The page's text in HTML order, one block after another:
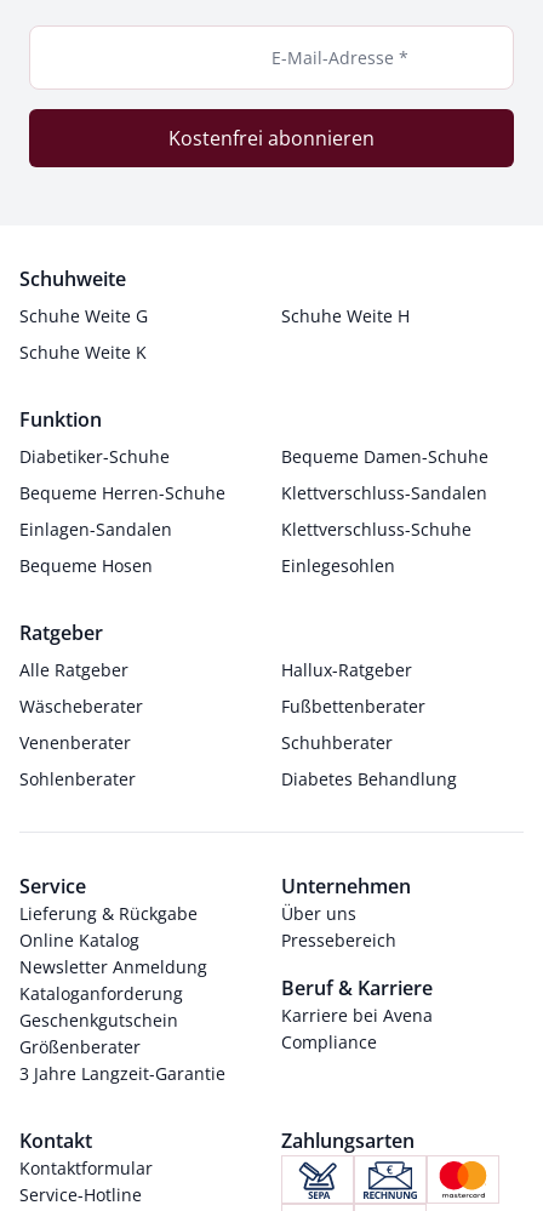
E-Mail-Adresse *
Kostenfrei abonnieren
Schuhweite
Schuhe Weite G
Schuhe Weite H
Schuhe Weite K
Funktion
Diabetiker-Schuhe
Bequeme Damen-Schuhe
Bequeme Herren-Schuhe
Klettverschluss-Sandalen
Einlagen-Sandalen
Klettverschluss-Schuhe
Bequeme Hosen
Einlegesohlen
Ratgeber
Alle Ratgeber
Hallux-Ratgeber
Wäscheberater
Fußbettenberater
Venenberater
Schuhberater
Sohlenberater
Diabetes Behandlung
Service
Lieferung & Rückgabe
Online Katalog
Newsletter Anmeldung
Kataloganforderung
Geschenkgutschein
Größenberater
3 Jahre Langzeit-Garantie
Unternehmen
Über uns
Pressebereich
Beruf & Karriere
Karriere bei Avena
Compliance
Kontakt
Kontaktformular
Service-Hotline
Zahlungsarten